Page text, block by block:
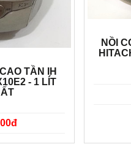
TẦN IH
- 1 LÍT
NỒI